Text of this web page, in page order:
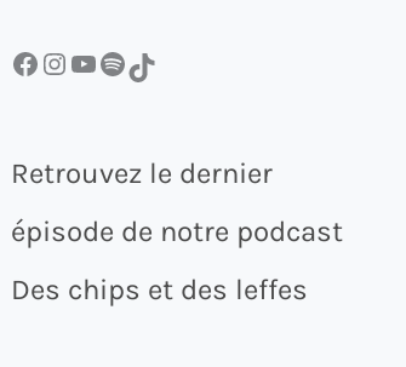
Facebook InstagramYouTube Spotify TikTok
Retrouvez le dernier
épisode de notre podcast
Des chips et des leffes